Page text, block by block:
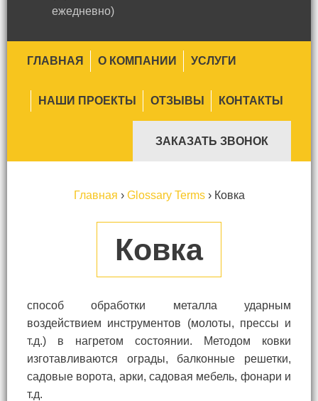
ежедневно)
ГЛАВНАЯ О КОМПАНИИ УСЛУГИ
НАШИ ПРОЕКТЫ ОТЗЫВЫ КОНТАКТЫ
ЗАКАЗАТЬ ЗВОНОК
Главная › Glossary Terms› Ковка
Ковка
способ обработки металла ударным
воздействием инструментов (молоты, прессы и
т.д.) в нагретом состоянии. Методом ковки
изготавливаются ограды, балконные решетки,
садовые ворота, арки, садовая мебель, фонари и
т.д.